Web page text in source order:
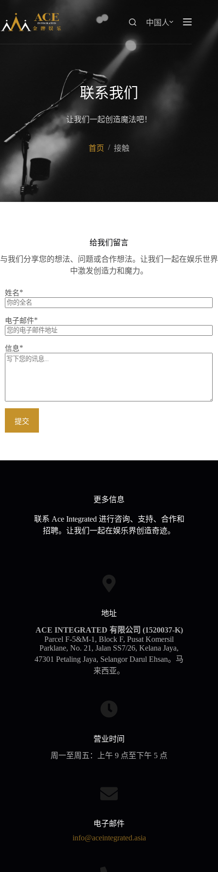
至
内
中国人
联系我们
让我们一起创造魔法吧！
首页 / 接触
给我们留言
与我们分享您的想法、问题或合作想法。让我们一起在娱乐世界
中激发创造力和魔力。
姓名*
电子邮件*
信息*
提交
更多信息
联系 Ace Integrated 进行咨询、支持、合作和
招聘。让我们一起在娱乐界创造奇迹。
地址
ACE INTEGRATED 有限公司 (1520037-K)
Parcel F-5&M-1, Block F, Pusat Komersil
Parklane, No. 21, Jalan SS7/26, Kelana Jaya,
47301 Petaling Jaya, Selangor Darul Ehsan。马
来西亚。
营业时间
周一至周五：上午 9 点至下午 5 点
电子邮件
info@aceintegrated.asia